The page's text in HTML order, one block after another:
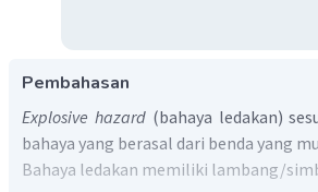
Pembahasan
Explosive hazard (bahaya ledakan)
bahaya yang berasal dari benda yang
Bahaya ledakan memiliki lambang/